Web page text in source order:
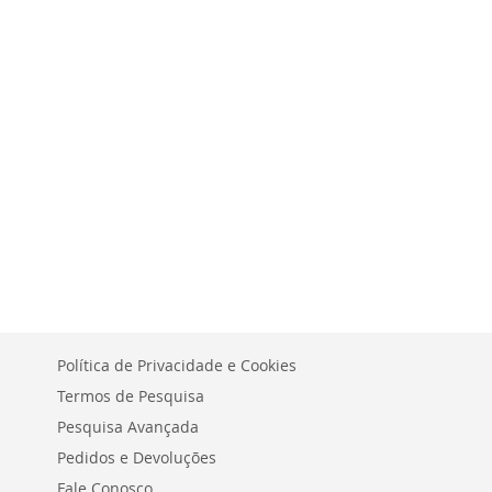
Política de Privacidade e Cookies
Termos de Pesquisa
Pesquisa Avançada
Pedidos e Devoluções